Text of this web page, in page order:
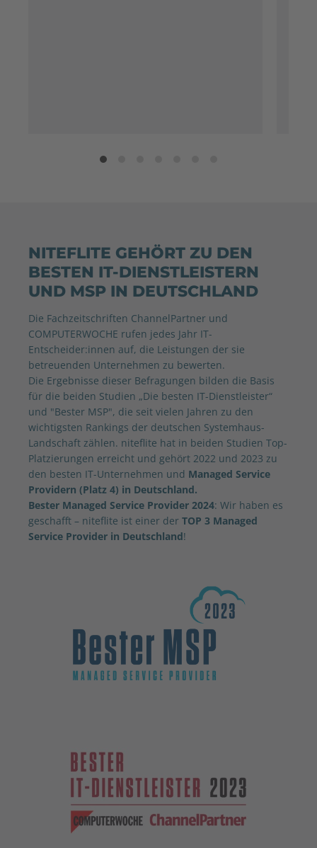
NITEFLITE GEHÖRT ZU DEN
BESTEN IT-DIENSTLEISTERN
UND MSP IN DEUTSCHLAND
Die Fachzeitschriften ChannelPartner und
COMPUTERWOCHE rufen jedes Jahr IT-
Entscheider:innen auf, die Leistungen der sie
betreuenden Unternehmen zu bewerten.
Die Ergebnisse dieser Befragungen bilden die Basis
für die beiden Studien „Die besten IT-Dienstleister“
und "Bester MSP", die seit vielen Jahren zu den
wichtigsten Rankings der deutschen Systemhaus-
Landschaft zählen. niteflite hat in beiden Studien Top-
Platzierungen erreicht und gehört 2022 und 2023 zu
den besten IT-Unternehmen und Managed Service
Providern (Platz 4) in Deutschland.
Bester Managed Service Provider 2024: Wir haben es
geschafft – niteflite ist einer der TOP 3 Managed
Service Provider in Deutschland!